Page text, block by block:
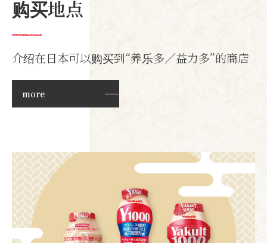
购买地点
介绍在日本可以购买到“养乐多／益力多”的商店
more